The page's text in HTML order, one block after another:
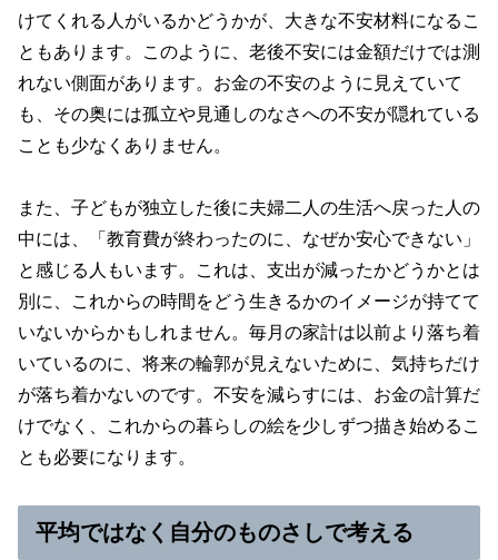
けてくれる人がいるかどうかが、大きな不安材料になるこ
ともあります。このように、老後不安には金額だけでは測
れない側面があります。お金の不安のように見えていて
も、その奥には孤立や見通しのなさへの不安が隠れている
ことも少なくありません。
また、子どもが独立した後に夫婦二人の生活へ戻った人の
中には、「教育費が終わったのに、なぜか安心できない」
と感じる人もいます。これは、支出が減ったかどうかとは
別に、これからの時間をどう生きるかのイメージが持てて
いないからかもしれません。毎月の家計は以前より落ち着
いているのに、将来の輪郭が見えないために、気持ちだけ
が落ち着かないのです。不安を減らすには、お金の計算だ
けでなく、これからの暮らしの絵を少しずつ描き始めるこ
とも必要になります。
平均ではなく自分のものさしで考える